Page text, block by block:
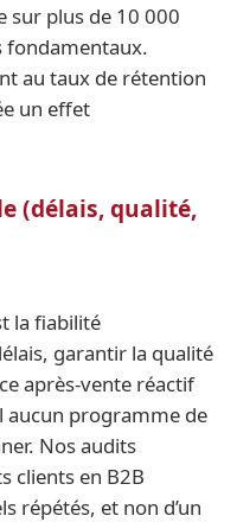
sur plus de 10 000
fondamentaux.
au taux de rétention
un effet
(délais, qualité,
la fiabilité
garantir la qualité
après-vente réactif
aucun programme de
Nos audits
clients en B2B
répétés, et non d’un